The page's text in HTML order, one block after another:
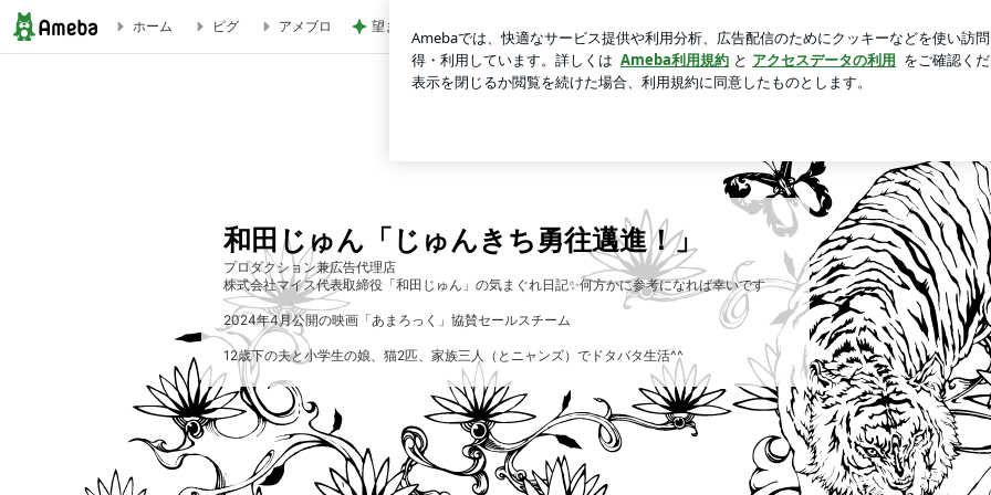
CLINIQUEとSK-IIの拭き取り化粧水比較！ | 和田じゅん「じゅんきち勇往邁進！」
ホーム ピグ アメブロ 望まない現状をいちいち軌道修正 ロ
和田じゅん「じゅんきち勇往邁進！」
プロダクション兼広告代理店
株式会社マイス代表取締役「和田じゅん」の気まぐれ日記✨何方かに参考になれば幸いです
2024年4月公開の映画「あまろっく」協賛セールスチーム
12歳下の夫と小学生の娘、猫2匹、家族三人（とニャンズ）でドタバタ生活^^